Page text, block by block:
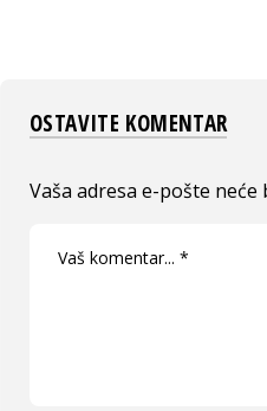
OSTAVITE KOMENTAR
Vaša adresa e-pošte neće